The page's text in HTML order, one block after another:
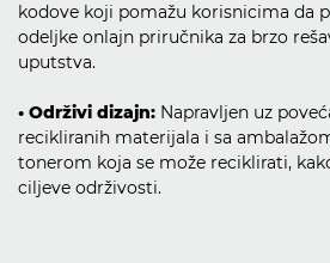
kodove koji pomažu korisnicima da
odeljke onlajn priručnika za brzo
uputstva.
• Održivi dizajn: Napravljen uz
recikliranih materijala i sa
tonerom koja se može reciklirati,
ciljeve održivosti.